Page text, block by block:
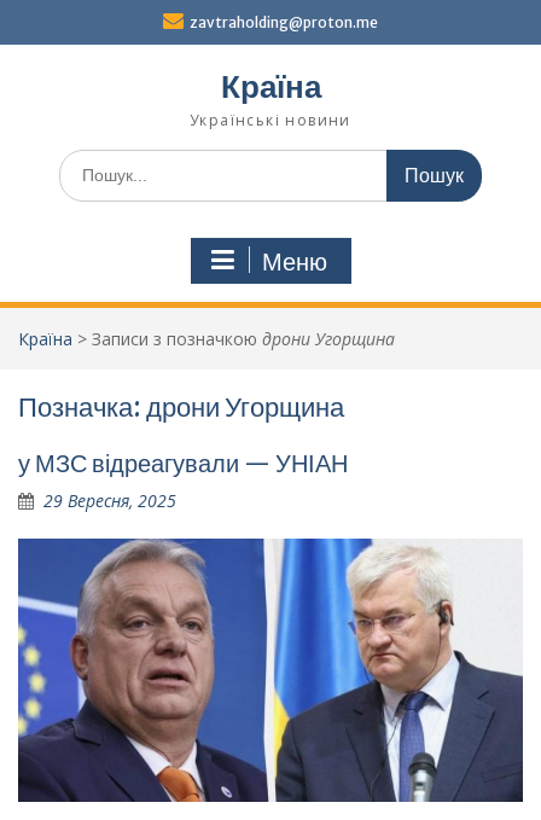
zavtraholding@proton.me
Країна
Українські новини
Шукати:
Меню
Країна > Записи з позначкою дрони Угорщина
Позначка: дрони Угорщина
у МЗС відреагували — УНІАН
29 Вересня, 2025